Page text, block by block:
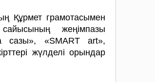
Құрмет грамотасымен
жеңімпазы
сазы», «SMАRT art»,
жүлделі орындар